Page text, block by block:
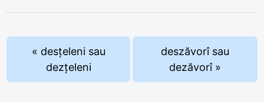
« desțeleni sau
dezțeleni
deszăvorî sau
dezăvorî »